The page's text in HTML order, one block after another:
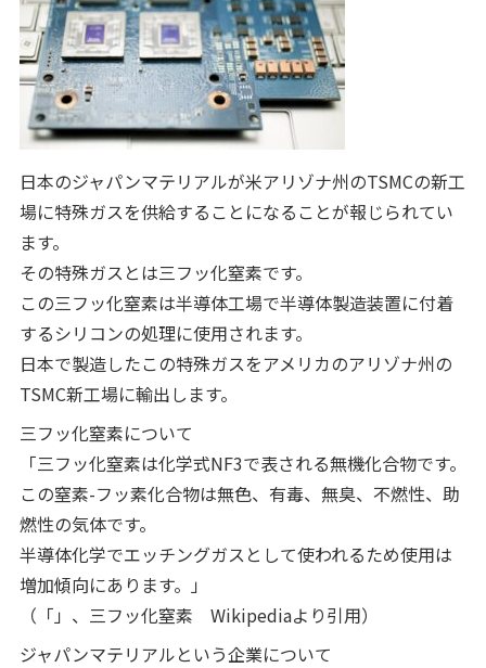
日本のジャパンマテリアルが米アリゾナ州のTSMCの新工
場に特殊ガスを供給することになることが報じられてい
ます。
その特殊ガスとは三フッ化窒素です。
この三フッ化窒素は半導体工場で半導体製造装置に付着
するシリコンの処理に使用されます。
日本で製造したこの特殊ガスをアメリカのアリゾナ州の
TSMC新工場に輸出します。
三フッ化窒素について
「三フッ化窒素は化学式NF3で表される無機化合物です。
この窒素-フッ素化合物は無色、有毒、無臭、不燃性、助
燃性の気体です。
半導体化学でエッチングガスとして使われるため使用は
増加傾向にあります。」
（「」、三フッ化窒素 Wikipediaより引用）
ジャパンマテリアルという企業について